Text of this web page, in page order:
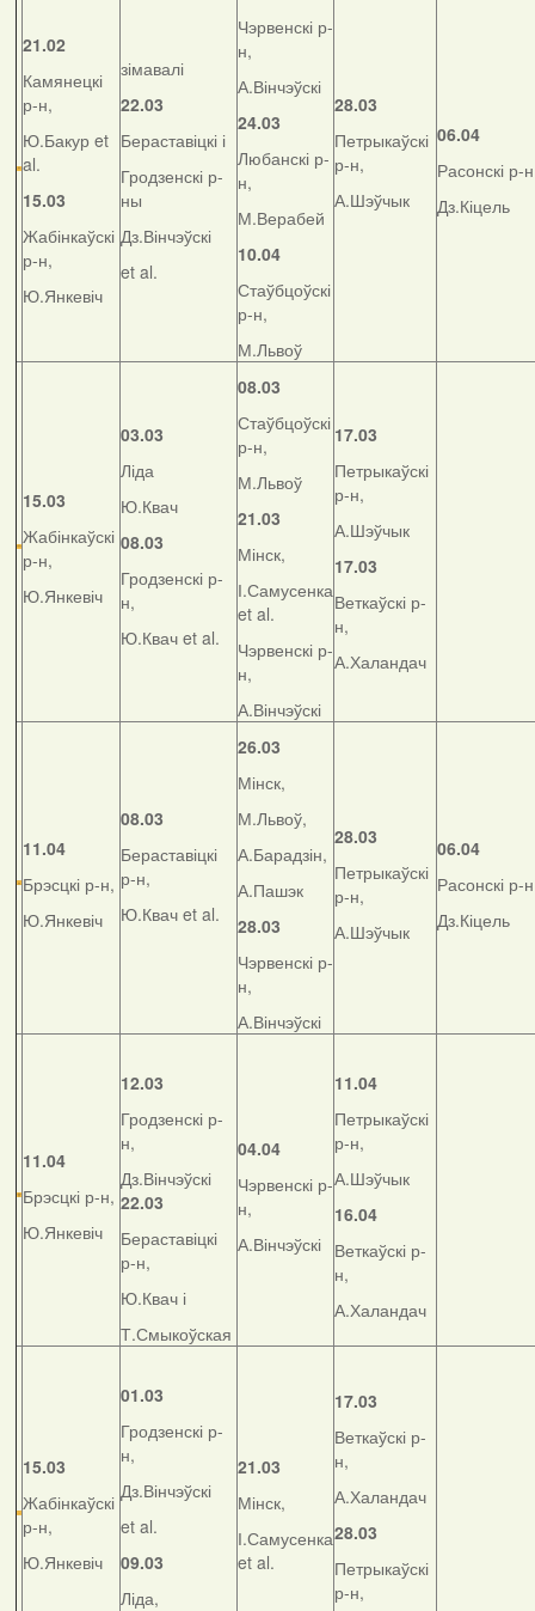
21.02
Камянецкі
р-н,
Ю.Бакур et
al.
15.03
Жабінкаўскі
р-н,
Ю.Янкевіч
зімавалі
22.03
Бераставіцкі і
Гродзенскі р-
ны
Дз.Вінчэўскі
et al.
Чэрвенскі р-
н,
А.Вінчэўскі
24.03
Любанскі р-
н,
М.Верабей
10.04
Стаўбцоўскі
р-н,
М.Львоў
28.03
Петрыкаўскі
р-н,
А.Шэўчык
06.04
Расонскі р-
Дз.Кіцель
15.03
Жабінкаўскі
р-н,
Ю.Янкевіч
03.03
Ліда
Ю.Квач
08.03
Гродзенскі р-
н,
Ю.Квач et al.
08.03
Стаўбцоўскі
р-н,
М.Львоў
21.03
Мінск,
І.Самусенка
et al.
Чэрвенскі р-
н,
А.Вінчэўскі
17.03
Петрыкаўскі
р-н,
А.Шэўчык
17.03
Веткаўскі р-
н,
А.Халандач
11.04
Брэсцкі р-н,
Ю.Янкевіч
08.03
Бераставіцкі
р-н,
Ю.Квач et al.
26.03
Мінск,
М.Львоў,
А.Барадзін,
А.Пашэк
28.03
Чэрвенскі р-
н,
А.Вінчэўскі
28.03
Петрыкаўскі
р-н,
А.Шэўчык
06.04
Расонскі р-
Дз.Кіцель
11.04
Брэсцкі р-н,
Ю.Янкевіч
12.03
Гродзенскі р-
н,
Дз.Вінчэўскі
22.03
Бераставіцкі
р-н,
Ю.Квач і
Т.Смыкоўская
04.04
Чэрвенскі р-
н,
А.Вінчэўскі
11.04
Петрыкаўскі
р-н,
А.Шэўчык
16.04
Веткаўскі р-
н,
А.Халандач
15.03
Жабінкаўскі
р-н,
Ю.Янкевіч
01.03
Гродзенскі р-
н,
Дз.Вінчэўскі
et al.
09.03
Ліда,
21.03
Мінск,
І.Самусенка
et al.
17.03
Веткаўскі р-
н,
А.Халандач
28.03
Петрыкаўскі
р-н,